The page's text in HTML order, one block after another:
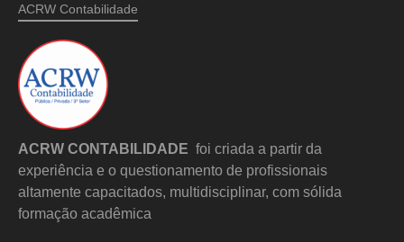
ACRW Contabilidade
ACRW CONTABILIDADE foi criada a partir da
experiência e o questionamento de profissionais
altamente capacitados, multidisciplinar, com sólida
formação acadêmica